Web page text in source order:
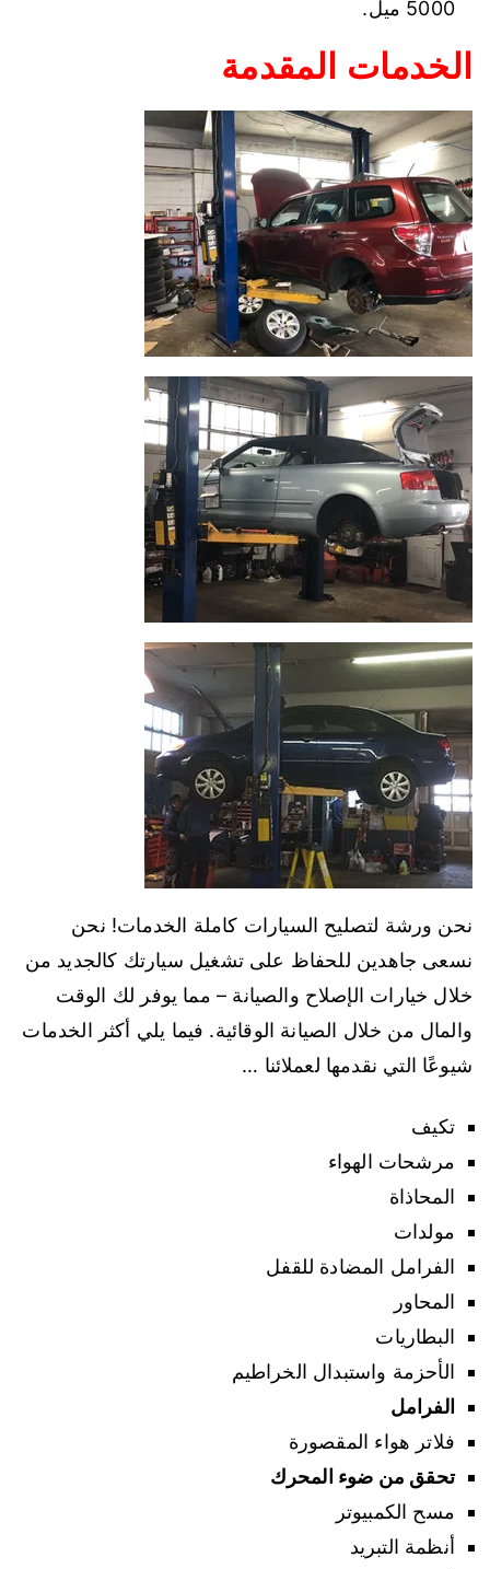
5000 ميل.
الخدمات المقدمة
نحن ورشة لتصليح السيارات كاملة الخدمات! نحن
نسعى جاهدين للحفاظ على تشغيل سيارتك كالجديد من
خلال خيارات الإصلاح والصيانة – مما يوفر لك الوقت
والمال من خلال الصيانة الوقائية. فيما يلي أكثر الخدمات
شيوعًا التي نقدمها لعملائنا …
تكيف
مرشحات الهواء
المحاذاة
مولدات
الفرامل المضادة للقفل
المحاور
البطاريات
الأحزمة واستبدال الخراطيم
الفرامل
فلاتر هواء المقصورة
تحقق من ضوء المحرك
مسح الكمبيوتر
أنظمة التبريد